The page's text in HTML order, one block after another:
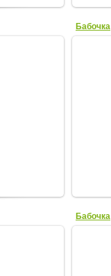
Бабочка
Бабочка